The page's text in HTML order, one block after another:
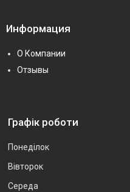
Информация
О Компании
Отзывы
Графік роботи
Понеділок
Вівторок
Середа